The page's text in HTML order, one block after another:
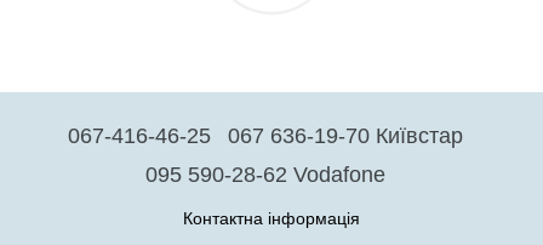
067-416-46-25
067 636-19-70 Київстар
095 590-28-62 Vodafone
Контактна інформація